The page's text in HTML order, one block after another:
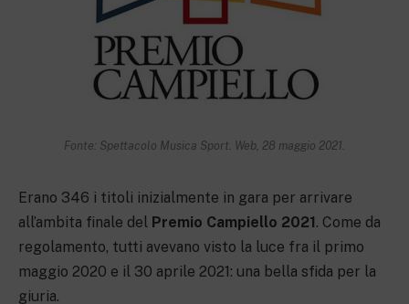
Fonte: Spettacolo Musica Sport. Web, 28 maggio 2021.
Erano 346 i titoli inizialmente in gara per arrivare
all’ambita finale del Premio Campiello 2021. Come da
regolamento, tutti avevano visto la luce fra il primo
maggio 2020 e il 30 aprile 2021: una bella sfida per la
giuria.